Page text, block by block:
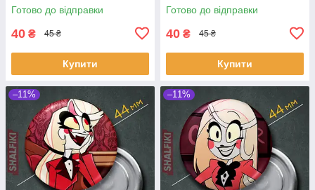
Готово до відправки
40 ₴ 45 ₴
Купити
Готово до відправки
40 ₴ 45 ₴
Купити
–11% –11%